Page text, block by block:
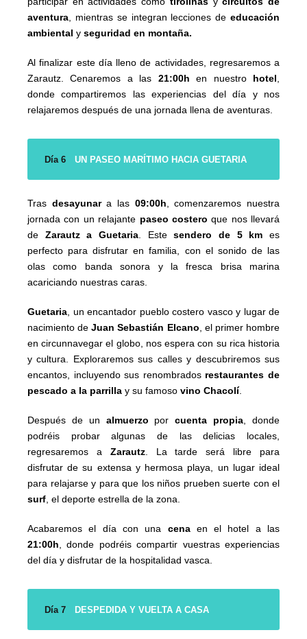
aventura , mientras se integran lecciones de educación
ambiental y seguridad en montaña.
Al finalizar este día lleno de actividades, regresaremos a
Zarautz. Cenaremos a las 21:00h en nuestro hotel
donde compartiremos las experiencias del día y nos
relajaremos después de una jornada llena de aventuras.
Día 6 UN PASEO MARÍTIMO HACIA GUETARIA
Tras desayunara las 09:00h , comenzaremos nuestra
jornada con un relajante paseo costero que nos llevará
de Zarautz a Guetaria . Estesendero de 5 km es
perfecto para disfrutar en familia, con el sonido de las
olas como banda sonora y la fresca brisa marina
acariciando nuestras caras.
Guetaria , un encantador pueblo costero vasco y lugar de
nacimiento deJuan Sebastián Elcano , el primer hombre
en circunnavegar el globo, nos espera con su rica historia
y cultura. Exploraremos sus calles y descubriremos sus
encantos, incluyendo sus renombrados restaurantes de
pescado a la parrilla y su famoso vino Chacolí.
Después de un almuerzo porcuenta propia , donde
podréis probar algunas de las delicias locales,
regresaremos a Zarautz. La tarde será libre para
disfrutar de su extensa y hermosa playa, un lugar ideal
para relajarse y para que los niños prueben suerte con el
surf , el deporte estrella de la zona.
Acabaremos el día con una cenaen el hotel a las
21:00h , donde podréis compartir vuestras experiencias
del día y disfrutar de la hospitalidad vasca.
Día 7 DESPEDIDA Y VUELTA A CASA